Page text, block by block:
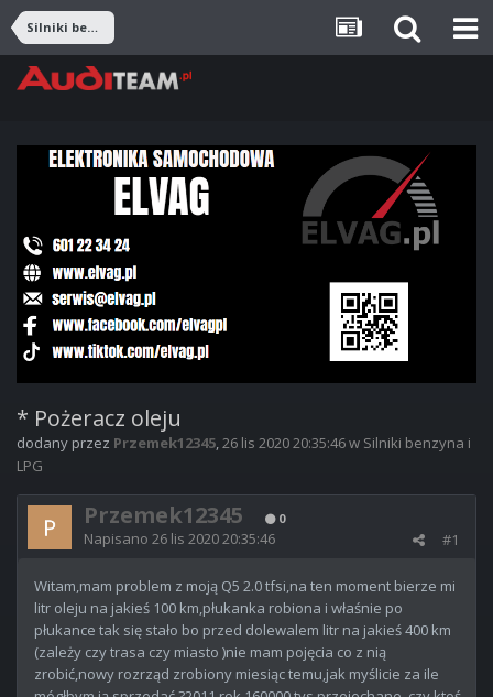
Silniki benzyna i LPG
* Pożeracz oleju
dodany przez Przemek12345,26 lis 2020 20:35:46w Silniki benzyna i
LPG
Przemek12345 0
#1
Napisano 26 lis 2020 20:35:46
Witam,mam problem z moją Q5 2.0 tfsi,na ten moment bierze mi
litr oleju na jakieś 100 km,płukanka robiona i właśnie po
płukance tak się stało bo przed dolewalem litr na jakieś 400 km
(zależy czy trasa czy miasto )nie mam pojęcia co z nią
zrobić,nowy rozrząd zrobiony miesiąc temu,jak myślicie za ile